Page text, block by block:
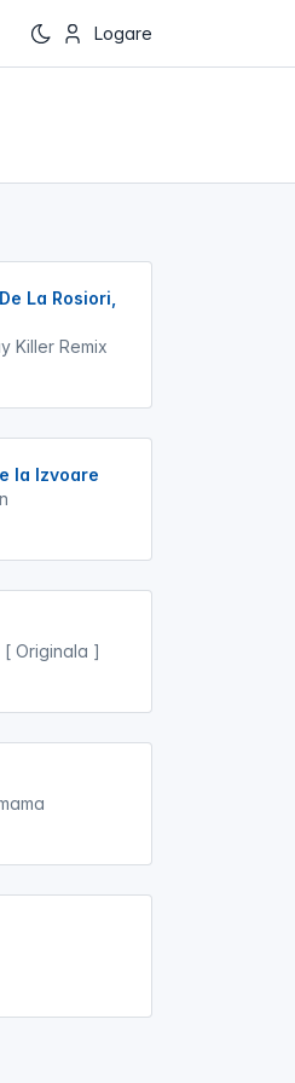
Logare
La Rosiori,
Killer Remix
la Izvoare
[ Originala ]